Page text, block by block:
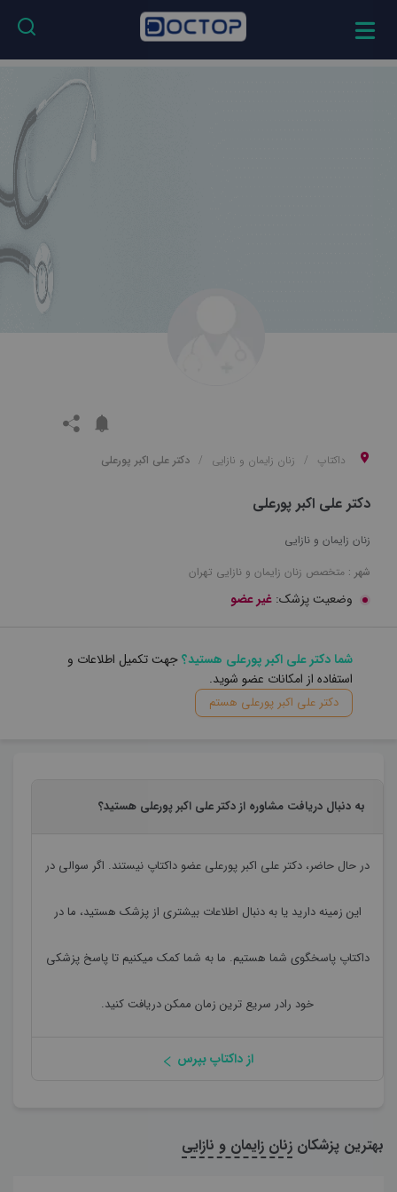
داکتاپ زنان زایمان و نازایی دکتر علی اکبر پورعلی
دکتر علی اکبر پورعلی
زنان زایمان و نازایی
شهر : متخصص زنان زایمان و نازایی تهران
وضعیت پزشک: غیر عضو
شما دکتر علی اکبر پورعلی هستید؟جهت تکمیل اطلاعات و
استفاده از امکانات عضو شوید.
دکتر علی اکبر پورعلی هستم
به دنبال دریافت مشاوره از دکتر علی اکبر پورعلی هستید؟
در حال حاضر، دکتر علی اکبر پورعلی عضو داکتاپ نیستند. اگر سوالی در
این زمینه دارید یا به دنبال اطلاعات بیشتری از پزشک هستید، ما در
داکتاپ پاسخگوی شما هستیم. ما به شما کمک میکنیم تا پاسخ پزشکی
خود رادر سریع ترین زمان ممکن دریافت کنید.
از داکتاپ بپرس
بهترین پزشکان زنان زایمان و نازایی